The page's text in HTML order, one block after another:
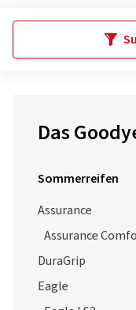
Das
Sommerreifen
Assurance
Assurance
DuraGrip
Eagle